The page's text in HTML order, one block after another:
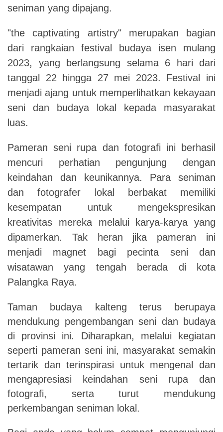
seniman yang dipajang.
"the captivating artistry" merupakan bagian
dari rangkaian festival budaya isen mulang
2023, yang berlangsung selama 6 hari dari
tanggal 22 hingga 27 mei 2023. Festival ini
menjadi ajang untuk memperlihatkan kekayaan
seni dan budaya lokal kepada masyarakat
luas.
Pameran seni rupa dan fotografi ini berhasil
mencuri perhatian pengunjung dengan
keindahan dan keunikannya. Para seniman
dan fotografer lokal berbakat memiliki
kesempatan untuk mengekspresikan
kreativitas mereka melalui karya-karya yang
dipamerkan. Tak heran jika pameran ini
menjadi magnet bagi pecinta seni dan
wisatawan yang tengah berada di kota
Palangka Raya.
Taman budaya kalteng terus berupaya
mendukung pengembangan seni dan budaya
di provinsi ini. Diharapkan, melalui kegiatan
seperti pameran seni ini, masyarakat semakin
tertarik dan terinspirasi untuk mengenal dan
mengapresiasi keindahan seni rupa dan
fotografi, serta turut mendukung
perkembangan seniman lokal.